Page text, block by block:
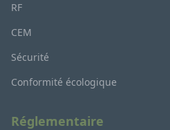
RF
CEM
Sécurité
Conformité écologique
Réglementaire